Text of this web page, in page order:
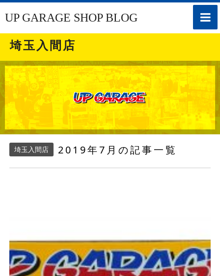
toggle
UP GARAGE SHOP BLOG
埼玉入間店
埼玉入間店 2019年7月の記事一覧